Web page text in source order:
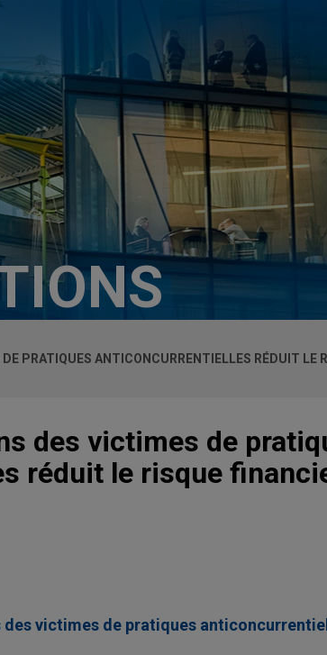
PRATIQUES ANTICONCURRENTIELLES RÉDUIT LE
des victimes de
réduit le risque
victimes de pratiques